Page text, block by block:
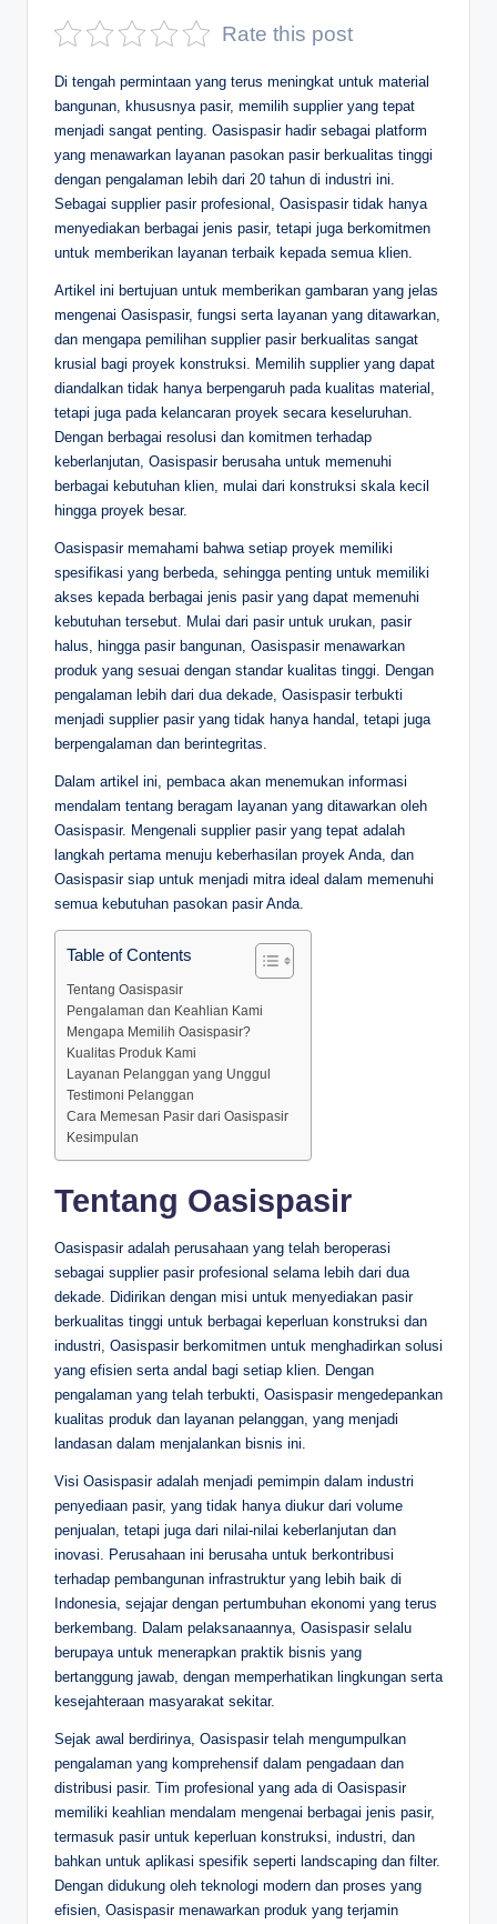
D
Rate this post
Di tengah permintaan yang terus meningkat untuk material
bangunan, khususnya pasir, memilih supplier yang tepat
menjadi sangat penting. Oasispasir hadir sebagai platform
yang menawarkan layanan pasokan pasir berkualitas tinggi
dengan pengalaman lebih dari 20 tahun di industri ini.
Sebagai supplier pasir profesional, Oasispasir tidak hanya
menyediakan berbagai jenis pasir, tetapi juga berkomitmen
untuk memberikan layanan terbaik kepada semua klien.
Artikel ini bertujuan untuk memberikan gambaran yang jelas
mengenai Oasispasir, fungsi serta layanan yang ditawarkan,
dan mengapa pemilihan supplier pasir berkualitas sangat
krusial bagi proyek konstruksi. Memilih supplier yang dapat
diandalkan tidak hanya berpengaruh pada kualitas material,
tetapi juga pada kelancaran proyek secara keseluruhan.
Dengan berbagai resolusi dan komitmen terhadap
keberlanjutan, Oasispasir berusaha untuk memenuhi
berbagai kebutuhan klien, mulai dari konstruksi skala kecil
hingga proyek besar.
Oasispasir memahami bahwa setiap proyek memiliki
spesifikasi yang berbeda, sehingga penting untuk memiliki
akses kepada berbagai jenis pasir yang dapat memenuhi
kebutuhan tersebut. Mulai dari pasir untuk urukan, pasir
halus, hingga pasir bangunan, Oasispasir menawarkan
produk yang sesuai dengan standar kualitas tinggi. Dengan
pengalaman lebih dari dua dekade, Oasispasir terbukti
menjadi supplier pasir yang tidak hanya handal, tetapi juga
berpengalaman dan berintegritas.
Dalam artikel ini, pembaca akan menemukan informasi
mendalam tentang beragam layanan yang ditawarkan oleh
Oasispasir. Mengenali supplier pasir yang tepat adalah
langkah pertama menuju keberhasilan proyek Anda, dan
Oasispasir siap untuk menjadi mitra ideal dalam memenuhi
semua kebutuhan pasokan pasir Anda.
Table of Contents
Tentang Oasispasir
Pengalaman dan Keahlian Kami
Mengapa Memilih Oasispasir?
Kualitas Produk Kami
Layanan Pelanggan yang Unggul
Testimoni Pelanggan
Cara Memesan Pasir dari Oasispasir
Kesimpulan
Tentang Oasispasir
Oasispasir adalah perusahaan yang telah beroperasi
sebagai supplier pasir profesional selama lebih dari dua
dekade. Didirikan dengan misi untuk menyediakan pasir
berkualitas tinggi untuk berbagai keperluan konstruksi dan
industri, Oasispasir berkomitmen untuk menghadirkan solusi
yang efisien serta andal bagi setiap klien. Dengan
pengalaman yang telah terbukti, Oasispasir mengedepankan
kualitas produk dan layanan pelanggan, yang menjadi
landasan dalam menjalankan bisnis ini.
Visi Oasispasir adalah menjadi pemimpin dalam industri
penyediaan pasir, yang tidak hanya diukur dari volume
penjualan, tetapi juga dari nilai-nilai keberlanjutan dan
inovasi. Perusahaan ini berusaha untuk berkontribusi
terhadap pembangunan infrastruktur yang lebih baik di
Indonesia, sejajar dengan pertumbuhan ekonomi yang terus
berkembang. Dalam pelaksanaannya, Oasispasir selalu
berupaya untuk menerapkan praktik bisnis yang
bertanggung jawab, dengan memperhatikan lingkungan serta
kesejahteraan masyarakat sekitar.
Sejak awal berdirinya, Oasispasir telah mengumpulkan
pengalaman yang komprehensif dalam pengadaan dan
distribusi pasir. Tim profesional yang ada di Oasispasir
memiliki keahlian mendalam mengenai berbagai jenis pasir,
termasuk pasir untuk keperluan konstruksi, industri, dan
bahkan untuk aplikasi spesifik seperti landscaping dan filter.
Dengan didukung oleh teknologi modern dan proses yang
efisien, Oasispasir menawarkan produk yang terjamin